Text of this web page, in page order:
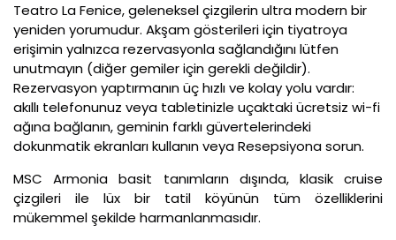
Teatro La Fenice, geleneksel çizgilerin ultra modern bir
yeniden yorumudur. Akşam gösterileri için tiyatroya
erişimin yalnızca rezervasyonla sağlandığını lütfen
unutmayın (diğer gemiler için gerekli değildir).
Rezervasyon yaptırmanın üç hızlı ve kolay yolu vardır:
akıllı telefonunuz veya tabletinizle uçaktaki ücretsiz wi-fi
ağına bağlanın, geminin farklı güvertelerindeki
dokunmatik ekranları kullanın veya Resepsiyona sorun.
MSC Armonia basit tanımların dışında, klasik cruise
çizgileri ile lüx bir tatil köyünün tüm özelliklerini
mükemmel şekilde harmanlanmasıdır.